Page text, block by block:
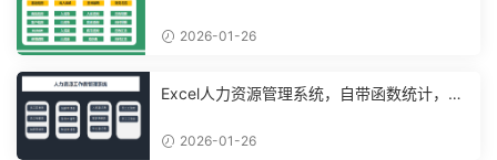
2026-01-26
Excel人力资源管理系统，自带函数统计，功
2026-01-26